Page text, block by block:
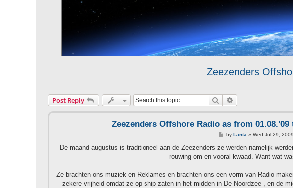
Zeezenders
Post Reply Search
Zeezenders Offshore Radio as from 01.08.'09
P
s
by Lanta » Wed Jul 29,
De maand augustus is traditioneel aan de Zeezenders ze werden namelijk
rouwing om en vooral kwaad. Want wat
Ze brachten ons muziek en Reklames en brachten ons een vorm van Radio
zekere vrijheid omdat ze op ship zaten in het midden in De Noordzee , en de